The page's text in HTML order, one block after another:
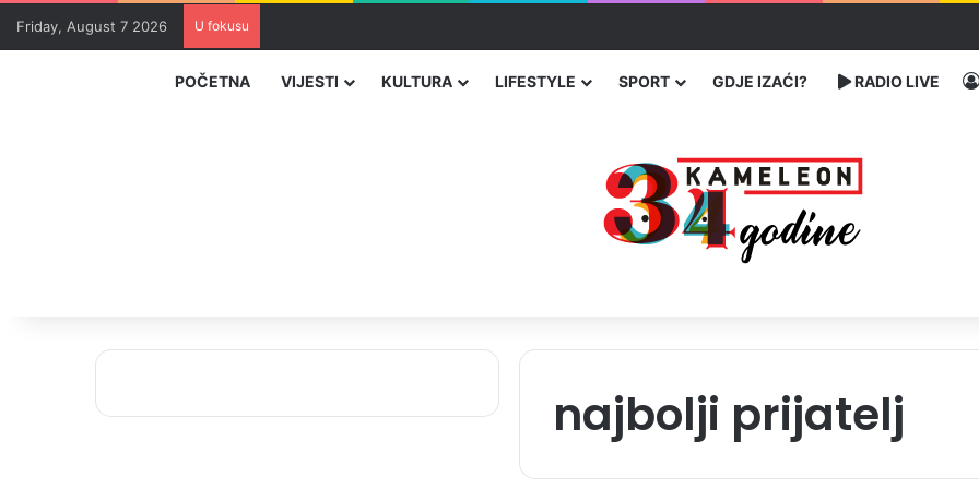
Friday, August 7 2026 U fokusu
POČETNA VIJESTI KULTURA LIFESTYLE SPORT GDJE IZAĆI? RADIO LIVE
najbolji prijatelj